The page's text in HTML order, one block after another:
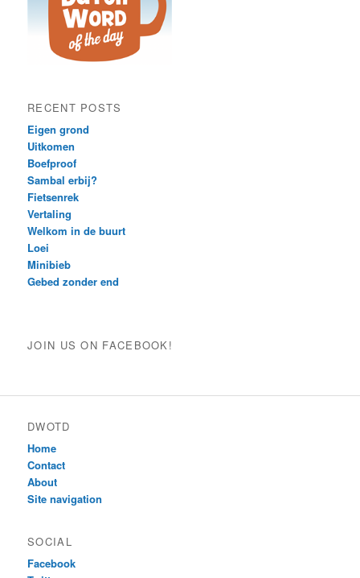
RECENT POSTS
Eigen grond
Uitkomen
Boefproof
Sambal erbij?
Fietsenrek
Vertaling
Welkom in de buurt
Loei
Minibieb
Gebed zonder end
JOIN US ON FACEBOOK!
DWOTD
Home
Contact
About
Site navigation
SOCIAL
Facebook